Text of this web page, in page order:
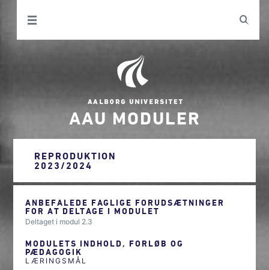
AAU MODULER
REPRODUKTION
2023/2024
ANBEFALEDE FAGLIGE FORUDSÆTNINGER
FOR AT DELTAGE I MODULET
Deltaget i modul 2.3
MODULETS INDHOLD, FORLØB OG
PÆDAGOGIK
LÆRINGSMÅL